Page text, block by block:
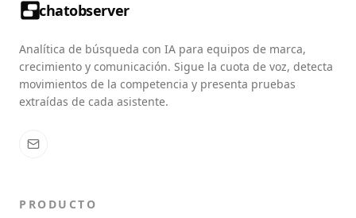
chatobserver
Analítica de búsqueda con IA para equipos de marca,
crecimiento y comunicación. Sigue la cuota de voz, detecta
movimientos de la competencia y presenta pruebas
extraídas de cada asistente.
PRODUCTO